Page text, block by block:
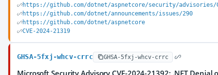
https://github.com/dotnet/aspnetcore/security/advisories/
https://github.com/dotnet/announcements/issues/290
https://github.com/dotnet/aspnetcore
CVE-2024-21319
GHSA-5fxj-whcv-crrc GHSA-5fxj-whcv-crrc
Microsoft Security Advisory CVE-2024-21392: .NET Denial